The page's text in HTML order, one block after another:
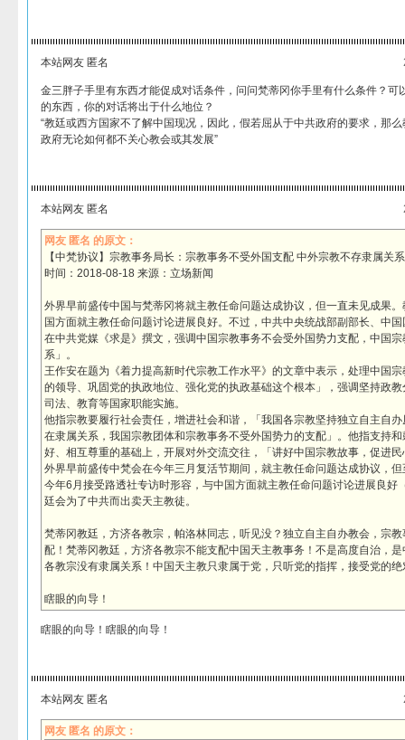
本站网友 匿名
金三胖子手里有东西才能促成对话条件，问问梵蒂冈你手里有什么条件？可
的东西，你的对话将出于什么地位？
“教廷或西方国家不了解中国现况，因此，假若屈从于中共政府的要求，那
政府无论如何都不关心教会或其发展”
本站网友 匿名
网友 匿名 的原文：
【中梵协议】宗教事务局长：宗教事务不受外国支配 中外宗教不存隶属关系
时间：2018-08-18 来源：立场新闻
外界早前盛传中国与梵蒂冈将就主教任命问题达成协议，但一直未见成果
国方面就主教任命问题讨论进展良好。不过，中共中央统战部副部长、中
在中共党媒《求是》撰文，强调中国宗教事务不会受外国势力支配，中国
系」。
王作安在题为《着力提高新时代宗教工作水平》的文章中表示，处理中国
的领导、巩固党的执政地位、强化党的执政基础这个根本」，强调坚持政
司法、教育等国家职能实施。
他指宗教要履行社会责任，增进社会和谐，「我国各宗教坚持独立自主自
在隶属关系，我国宗教团体和宗教事务不受外国势力的支配」。他指支持
好、相互尊重的基础上，开展对外交流交往，「讲好中国宗教故事，促进民
外界早前盛传中梵会在今年三月复活节期间，就主教任命问题达成协议，
今年6月接受路透社专访时形容，与中国方面就主教任命问题讨论进展良好
廷会为了中共而出卖天主教徒。
梵蒂冈教廷，方济各教宗，帕洛林同志，听见没？独立自主自办教会，宗
配！梵蒂冈教廷，方济各教宗不能支配中国天主教事务！不是高度自治，
各教宗没有隶属关系！中国天主教只隶属于党，只听党的指挥，接受党的绝
瞎眼的向导！
瞎眼的向导！瞎眼的向导！
本站网友 匿名
网友 匿名 的原文：